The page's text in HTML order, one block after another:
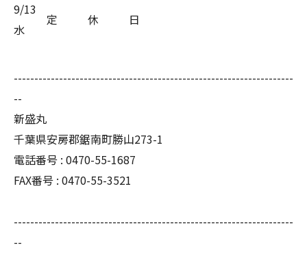
9/13
水
定 休 日
--------------------------------------------------------------------
--
新盛丸
千葉県安房郡鋸南町勝山273-1
電話番号 : 0470-55-1687
FAX番号 : 0470-55-3521
--------------------------------------------------------------------
--